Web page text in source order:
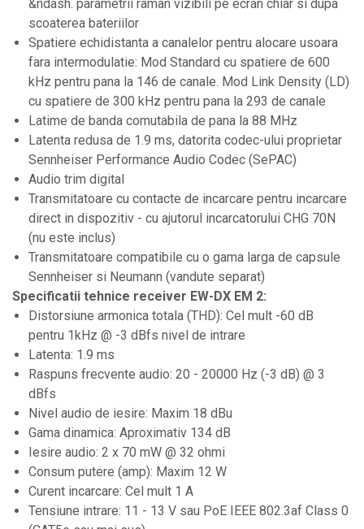
Stative si schela lumini
Instrumente Muzicale
Chitare si bass
Claviaturi
Instrumente cu arcus
Instrumente de percutie
Instrumente de suflat
Instrumente si jucarii pentru copii
Instrumente traditionale
Tobe
Accesorii DJ
Accesorii Pick-up si Vinyl
Case-uri DJ
CD Playere DJ
Console DJ
Controllere MIDI - USB DAW
Genti pentru DJ
Platane DJ
&ndash. parametrii raman vizibili pe ecran chiar si dupa
scoaterea bateriilor
Spatiere echidistanta a canalelor pentru alocare usoara
fara intermodulatie: Mod Standard cu spatiere de 600
kHz pentru pana la 146 de canale. Mod Link Density (LD)
cu spatiere de 300 kHz pentru pana la 293 de canale
Latime de banda comutabila de pana la 88 MHz
Latenta redusa de 1.9 ms, datorita codec-ului proprietar
Sennheiser Performance Audio Codec (SePAC)
Audio trim digital
Transmitatoare cu contacte de incarcare pentru incarcare
direct in dispozitiv - cu ajutorul incarcatorului CHG 70N
(nu este inclus)
Transmitatoare compatibile cu o gama larga de capsule
Sennheiser si Neumann (vandute separat)
Specificatii tehnice receiver EW-DX EM 2:
Distorsiune armonica totala (THD): Cel mult -60 dB
pentru 1kHz @ -3 dBfs nivel de intrare
Latenta: 1.9 ms
Raspuns frecvente audio: 20 - 20000 Hz (-3 dB) @ 3
dBfs
Nivel audio de iesire: Maxim 18 dBu
Gama dinamica: Aproximativ 134 dB
Iesire audio: 2 x 70 mW @ 32 ohmi
Consum putere (amp): Maxim 12 W
Curent incarcare: Cel mult 1 A
Tensiune intrare: 11 - 13 V sau PoE IEEE 802.3af Class 0